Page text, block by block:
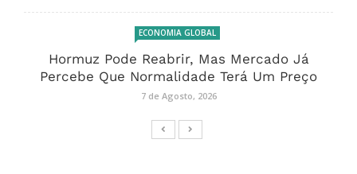
ECONOMIA GLOBAL
Hormuz Pode Reabrir, Mas Mercado Já
Percebe Que Normalidade Terá Um Preço
7 de Agosto, 2026